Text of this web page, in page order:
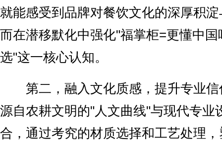
就能感受到品牌对餐饮文化的深厚积
而在潜移默化中强化"福掌柜=更懂中
选"这一核心认知。
第二，融入文化质感，提升专业信
源自农耕文明的"人文曲线"与现代专业
合，通过考究的材质选择和工艺处理